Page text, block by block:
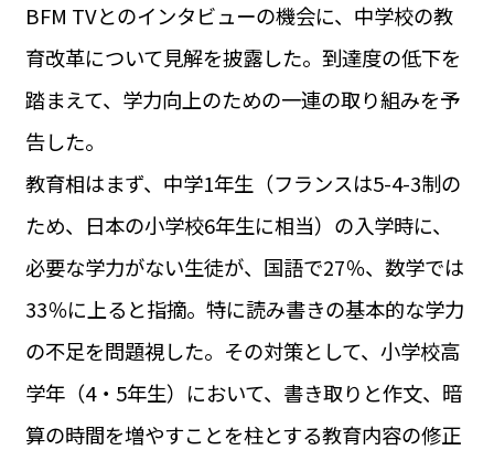
グルメ
LIFE STYLE
BUSINESS
ビジネス・キャリア
INFOS PRATIQUES
TAG
タグ
#パリ
#お土産 #トリビア
#データで読み解くフランス
#フランスの教育制度
#アプリ
#いざという時に
#カルカッソンヌ Carcassonne
#サステナブル
#フランス生活
#レシピ #ビューティー
#コスメ
FR 00:00 ／ JP 07:00
1€＝182.37円
お問い合わせ
サイトポリシー
BFM TVとのインタビューの機会に、中学校の教
育改革について見解を披露した。到達度の低下を
踏まえて、学力向上のための一連の取り組みを予
告した。
教育相はまず、中学1年生（フランスは5-4-3制の
ため、日本の小学校6年生に相当）の入学時に、
必要な学力がない生徒が、国語で27％、数学では
33％に上ると指摘。特に読み書きの基本的な学力
の不足を問題視した。その対策として、小学校高
学年（4・5年生）において、書き取りと作文、暗
算の時間を増やすことを柱とする教育内容の修正